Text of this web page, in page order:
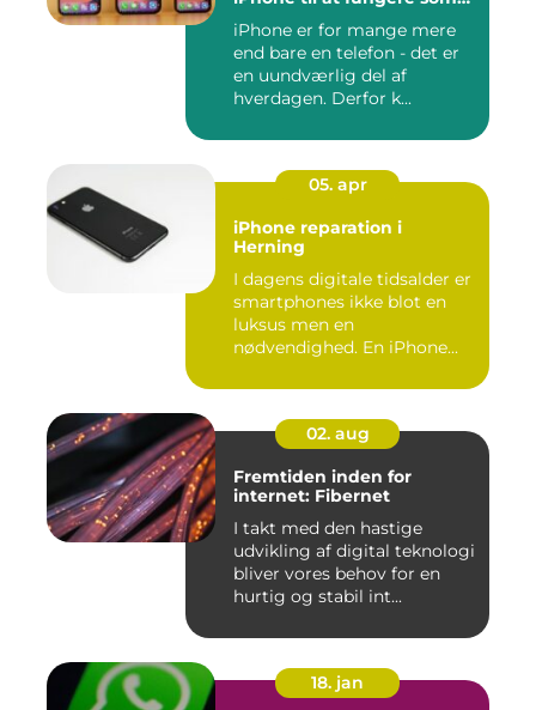
iPhone er for mange mere
end bare en telefon - det er
en uundværlig del af
hverdagen. Derfor k...
05. apr
iPhone reparation i
Herning
I dagens digitale tidsalder er
smartphones ikke blot en
luksus men en
nødvendighed. En iPhone...
02. aug
Fremtiden inden for
internet: Fibernet
I takt med den hastige
udvikling af digital teknologi
bliver vores behov for en
hurtig og stabil int...
18. jan